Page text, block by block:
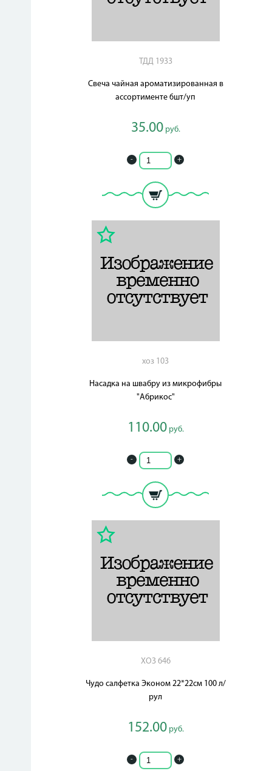
ТДД 1933
Свеча чайная ароматизированная в
ассортименте 6шт/уп
35.00руб.
- +
хоз 103
Насадка на швабру из микрофибры
"Абрикос"
110.00руб.
- +
ХОЗ 646
Чудо салфетка Эконом 22*22см 100 л/
рул
152.00руб.
- +